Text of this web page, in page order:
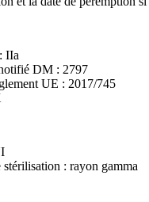
IIa
DM : 2797
UE : 2017/745
stérilisation : rayon gamma